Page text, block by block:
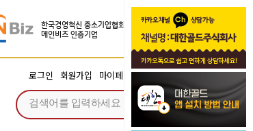
로그인 회원가입 마이페이지 주문조회 장바구니 0